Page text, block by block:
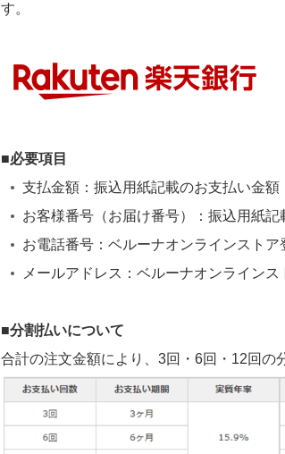
す。
■必要項目
支払金額：振込用紙記載のお支払い金額
お客様番号（お届け番号）：振込用紙
お電話番号：ベルーナオンラインストア
メールアドレス：ベルーナオンライン
■分割払いについて
合計の注文金額により、3回・6回・12回の